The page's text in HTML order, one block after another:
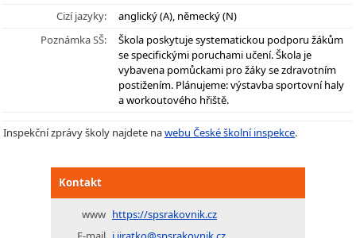
Cizí jazyky:
anglický (A), německý (N)
Poznámka SŠ:
Škola poskytuje systematickou podporu žákům
se specifickými poruchami učení. Škola je
vybavena pomůckami pro žáky se zdravotním
postižením. Plánujeme: výstavba sportovní haly
a workoutového hřiště.
Inspekční zprávy školy najdete nawebu České školní inspekce.
Kontakt
www https://spsrakovnik.cz